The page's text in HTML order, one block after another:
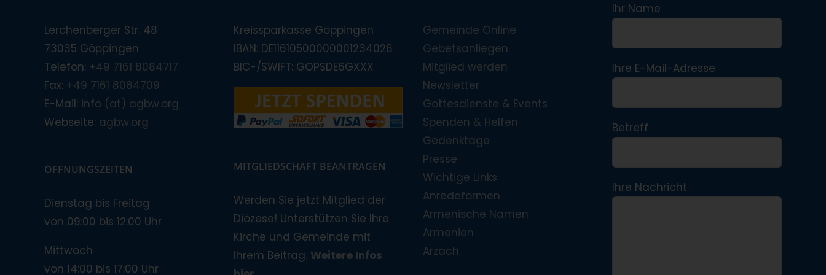
Lerchenberger Str. 48
73035 Göppingen
Telefon: +49 7161 8084717
Fax: +49 7161 8084709
E-Mail: info (at) agbw.org
Webseite: agbw.org
ÖFFNUNGSZEITEN
Dienstag bis Freitag
von 09:00 bis 12:00 Uhr
Mittwoch
von 14:00 bis 17:00 Uhr
Kreissparkasse Göppingen
IBAN: DE11610500000001234026
BIC-/SWIFT: GOPSDE6GXXX
MITGLIEDSCHAFT BEANTRAGEN
Werden Sie jetzt Mitglied der
Diözese! Unterstützen Sie Ihre
Kirche und Gemeinde mit
Ihrem Beitrag. Weitere Infos
Gemeinde Online
Gebetsanliegen
Mitglied werden
Newsletter
Gottesdienste & Events
Spenden & Helfen
Gedenktage
Presse
Wichtige Links
Anredeformen
Armenische Namen
Armenien
Arzach
Ihr Name
Ihre E-Mail-Adresse
Betreff
Ihre Nachricht